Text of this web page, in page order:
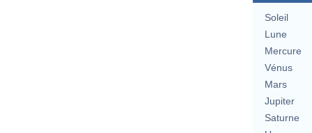
Soleil
Lune
Mercure
Vénus
Mars
Jupiter
Saturne